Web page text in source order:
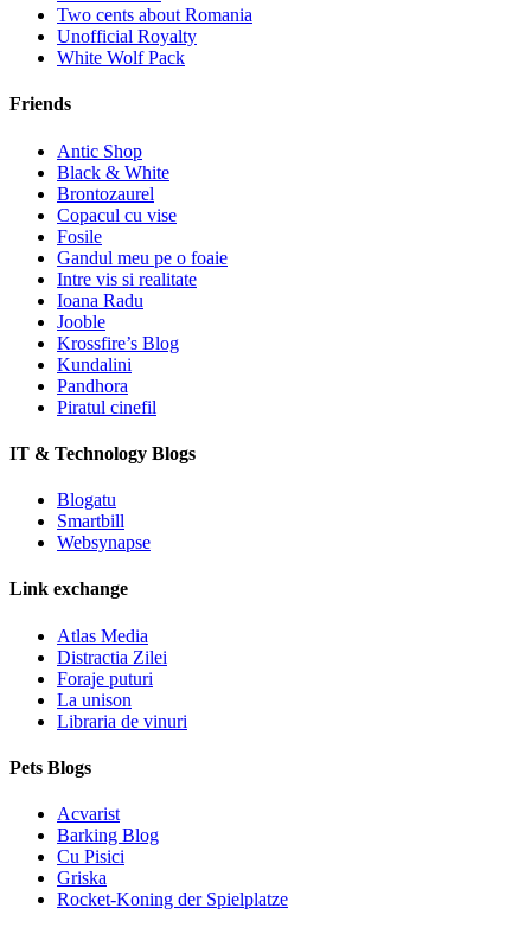
Two cents about Romania
Unofficial Royalty
White Wolf Pack
Friends
Antic Shop
Black & White
Brontozaurel
Copacul cu vise
Fosile
Gandul meu pe o foaie
Intre vis si realitate
Ioana Radu
Jooble
Krossfire’s Blog
Kundalini
Pandhora
Piratul cinefil
IT & Technology Blogs
Blogatu
Smartbill
Websynapse
Link exchange
Atlas Media
Distractia Zilei
Foraje puturi
La unison
Libraria de vinuri
Pets Blogs
Acvarist
Barking Blog
Cu Pisici
Griska
Rocket-Koning der Spielplatze